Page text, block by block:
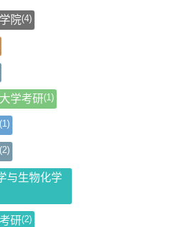
院(4)
学考研(1)
(1)
(2)
与生物化学
研(2)